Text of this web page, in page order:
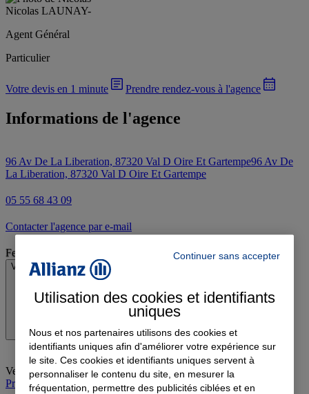
Nicolas LAUNAY-
Agent Général
Particulier
Votre devis en 1 minute Prendre rendez-vous à l'agence
Informations de l'agence
96 Av De La Liberation, 87320 Val D Oire Et Gartempe96 Av De
La Liberation, 87320 Val D Oire Et Gartempe
05 55 68 43 09
Contacter l'agence par e-mail
Fermé
Voir les horaires
Vendredi: 09:00-13:00
Prendre rendez-vous à l'agence
Continuer sans accepter
Utilisation des cookies et identifiants
uniques
Nous et nos partenaires utilisons des cookies et
identifiants uniques afin d'améliorer votre expérience sur
le site. Ces cookies et identifiants uniques servent à
personnaliser le contenu du site, en mesurer la
fréquentation, permettre des publicités ciblées et en